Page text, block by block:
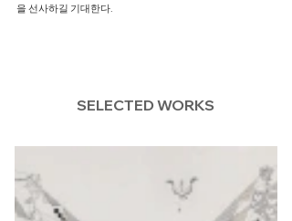
을 선사하길 기대한다.
SELECTED WORKS